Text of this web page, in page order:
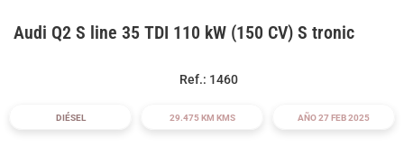
Audi Q2 S line 35 TDI 110 kW (150 CV) S tronic
Ref.: 1460
DIÉSEL 29.475 KM KMS AÑO 27 FEB 2025